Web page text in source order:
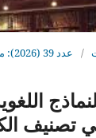
/ عدد 39 (2026): مجلة (اعلم)
تصنيف